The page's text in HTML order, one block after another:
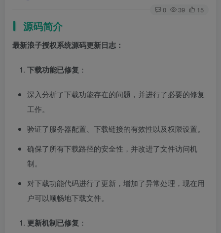
0 39 15
源码简介
最新浪子授权系统源码更新日志：
下载功能已修复 ：
深入分析了下载功能存在的问题，并进行了必要的修复
工作。
验证了服务器配置、下载链接的有效性以及权限设置。
确保了所有下载路径的安全性，并改进了文件访问机
制。
对下载功能代码进行了更新，增加了异常处理，现在用
户可以顺畅地下载文件。
更新机制已修复 ：